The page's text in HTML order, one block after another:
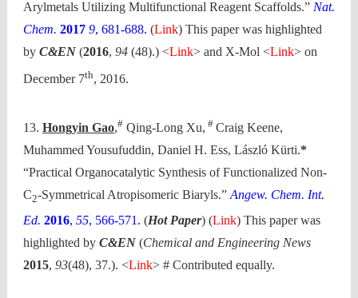
Arylmetals Utilizing Multifunctional Reagent Scaffolds.” Nat.
Chem. 2017 9, 681-688. (Link) This paper was highlighted
by C&EN(2016, 94 (48).) <Link> and X-Mol <Link> on
December 7th, 2016.
13. Hongyin Gao,#Qing-Long Xu, # Craig Keene,
Muhammed Yousufuddin, Daniel H. Ess, László Kürti.*
“Practical Organocatalytic Synthesis of Functionalized Non-
C2-Symmetrical Atropisomeric Biaryls.” Angew. Chem. Int.
Ed. 2016, 55, 566-571. (Hot Paper) (Link) This paper was
highlighted by C&EN(Chemical and Engineering News
2015, 93(48), 37.). <Link> # Contributed equally.